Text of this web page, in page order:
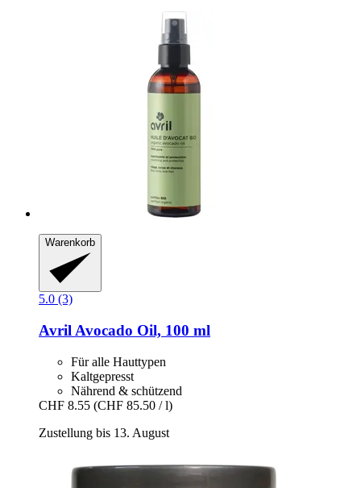
Warenkorb
5.0 (3)
Avril Avocado Oil, 100 ml
Für alle Hauttypen
Kaltgepresst
Nährend & schützend
CHF 8.55 (CHF 85.50 / l)
Zustellung bis 13. August